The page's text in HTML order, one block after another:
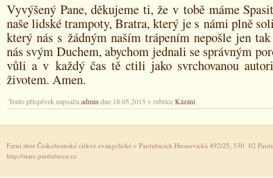
Vyvýšený Pane, děkujeme ti, že v tobě máme
naše lidské trampoty, Bratra, který je s námi plně
který nás s žádným naším trápením nepošle jen
nás svým Duchem, abychom jednali se správným
vůli a v každý čas tě ctili jako svrchovanou
životem. Amen.
Tento příspěvek napsal/aadmin dne 18.05.2015 v rubriceKázání.
Farní sbor Českobratrské církve evangelické v Pardubicích Hronovická 492/25, 530 02
http://stare.pardubicce.cz